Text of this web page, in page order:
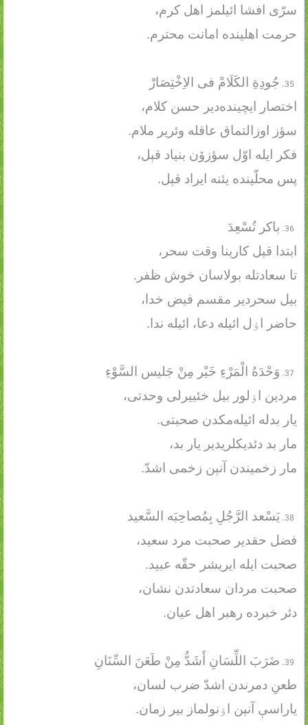
سرّی افشا ائیلمز اهل کرم،
حرمت اهلینده امانت محترم.
جُودِةِ الکَلَامْ فی الاِخْتِصَارْ
اختصار ایچینده‌دیر حسن کلام،
سؤز اوزالتماق عاقله وئریر ملام.
فکر ایله اوّل سؤزۆن بنیاد قېل،
پس محلّینده یئنه ایراد قېل.
باکر تُسْعِدَ
ابتدا قېل کارېنا وقت سحر،
تا سعادتله بولاسان خوش ظفر.
بیل سحردیر مقسم فیض خدا،
حاضر اۏل ائیله دعا، ائیله ندا.
وَحْدَهُ الْمَرْءِ خَیْر مِنْ جَلیس السَّوْءِ
مردین اۏلور بیل خئییرلی وحدتی،
یار بدله ائیله‌مکدن صحبتی.
مار بد دئدیکلریدیر یار بد،
مار زخمیندن آنېن زخمی اشدّ.
یَسْعد الرَّجُلِ بِمُصاحِبَه السَّعید
فضل حقدیر صحبت مرد سعید،
صحبت ایله ایریشر حقّه عبید.
صحبت مردان سعادتدن نشان،
دئر خبرده رهبر اهل عیان.
ضَرَبَ اللِّسَانِ أَشَدُّ مِنْ طَعَنَ السِّنَانِ
طعنِ دمرندن اشدّ ضرب لسان،
یاراسې آنېن اۏنولماز بیر زمان.